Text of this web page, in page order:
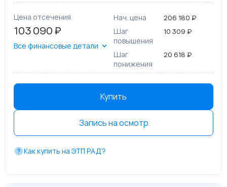
Цена отсечения
103 090 ₽
Все финансовые детали
Нач. цена 206 180 ₽
Шаг
повышения
10 309 ₽
Шаг
понижения
20 618 ₽
Купить
Запись на осмотр
Как купить на ЭТП РАД?